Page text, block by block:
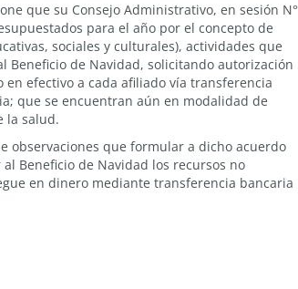
que su Consejo Administrativo, en sesión N°
para el año por el concepto de
sociales y culturales), actividades que
Beneficio de Navidad, solicitando autorización
efectivo a cada afiliado vía transferencia
que se encuentran aún en modalidad de
la salud.
observaciones que formular a dicho acuerdo
Beneficio de Navidad los recursos no
en dinero mediante transferencia bancaria